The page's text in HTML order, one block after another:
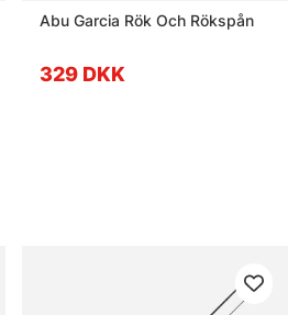
Abu Garcia Rök Och Rökspån
329 DKK